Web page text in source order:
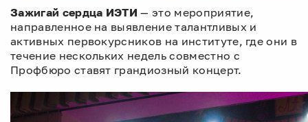
Зажигай сердца ИЭТИ — это мероприятие,
направленное на выявление талантливых и
активных первокурсников на институте, где они в
течение нескольких недель совместно с
Профбюро ставят грандиозный концерт.